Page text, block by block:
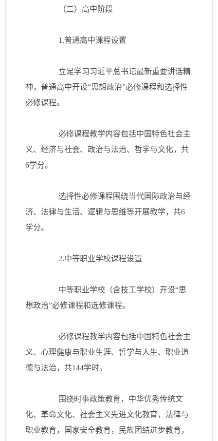
（二）高中阶段
1.普通高中课程设置
立足学习习近平总书记最新重要讲话精
神，普通高中开设“思想政治”必修课程和选择性
必修课程。
必修课程教学内容包括中国特色社会主
义、经济与社会、政治与法治、哲学与文化，共
6学分。
选择性必修课程围绕当代国际政治与经
济、法律与生活、逻辑与思维等开展教学，共6
学分。
2.中等职业学校课程设置
中等职业学校（含技工学校）开设“思
想政治”必修课程和选修课程。
必修课程教学内容包括中国特色社会主
义、心理健康与职业生涯、哲学与人生、职业道
德与法治，共144学时。
围绕时事政策教育，中华优秀传统文
化、革命文化、社会主义先进文化教育，法律与
职业教育，国家安全教育，民族团结进步教育，